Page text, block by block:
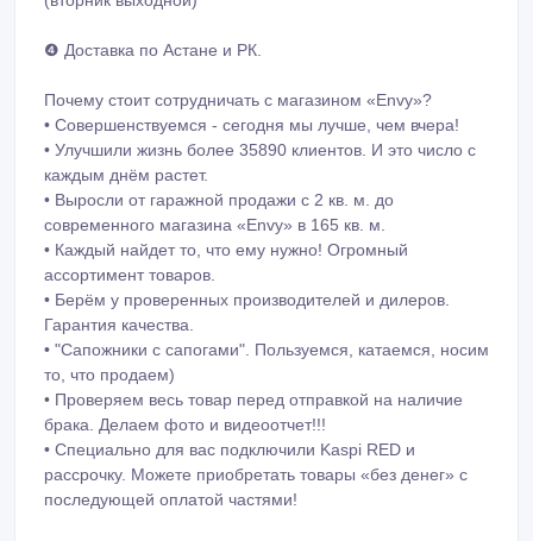
❹ Доставка по Астане и РК.
Почему стоит сотрудничать с магазином «Envy»?
• Совершенствуемся - сегодня мы лучше, чем вчера!
• Улучшили жизнь более 35890 клиентов. И это число с
каждым днём растет.
• Выросли от гаражной продажи с 2 кв. м. до
современного магазина «Envy» в 165 кв. м.
• Каждый найдет то, что ему нужно! Огромный
ассортимент товаров.
• Берём у проверенных производителей и дилеров.
Гарантия качества.
• "Сапожники с сапогами". Пользуемся, катаемся, носим
то, что продаем)
• Проверяем весь товар перед отправкой на наличие
брака. Делаем фото и видеоотчет!!!
• Специально для вас подключили Kaspi RED и
рассрочку. Можете приобретать товары «без денег» с
последующей оплатой частями!